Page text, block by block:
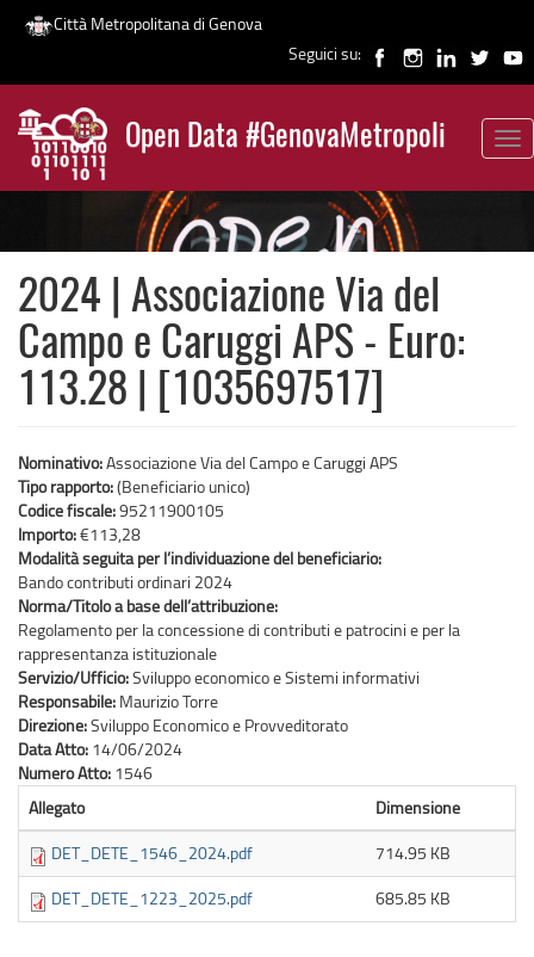
Salta
contenuto
principale
Città Metropolitana di Genova
Seguici su:
Open Data #GenovaMetropoli
News
2024 | Associazione Via del
Campo e Caruggi APS - Euro:
113.28 | [1035697517]
Nominativo:Associazione Via del Campo e Caruggi APS
Tipo rapporto:(Beneficiario unico)
Codice fiscale:95211900105
Importo:€113,28
Modalità seguita per l’individuazione del beneficiario:
Bando contributi ordinari 2024
Norma/Titolo a base dell’attribuzione:
Regolamento per la concessione di contributi e patrocini e per la
rappresentanza istituzionale
Servizio/Ufficio:Sviluppo economico e Sistemi informativi
Responsabile: Maurizio Torre
Direzione:Sviluppo Economico e Provveditorato
Data Atto: 14/06/2024
Numero Atto: 1546
Allegato
Dimensione
DET_DETE_1546_2024.pdf
714.95 KB
DET_DETE_1223_2025.pdf
685.85 KB